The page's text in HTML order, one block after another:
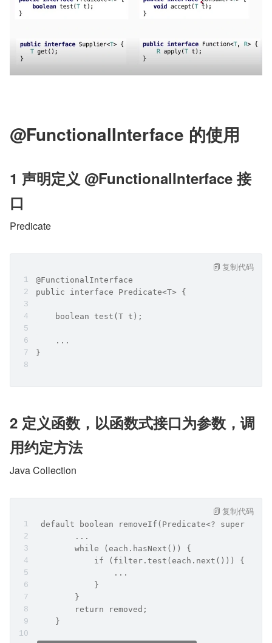
@FunctionalInterface 的使用
1 声明定义 @FunctionalInterface 接
口
Predicate
@FunctionalInterface
public interface Predicate<T> {
    boolean test(T t);
    ...
}
复制代码
2 定义函数，以函数式接口为参数，调
用约定方法
Java Collection
default boolean removeIf(Predicate<? super
        ...
        while (each.hasNext()) {
            if (filter.test(each.next())) {
                ...
            }
        }
        return removed;
    }
复制代码